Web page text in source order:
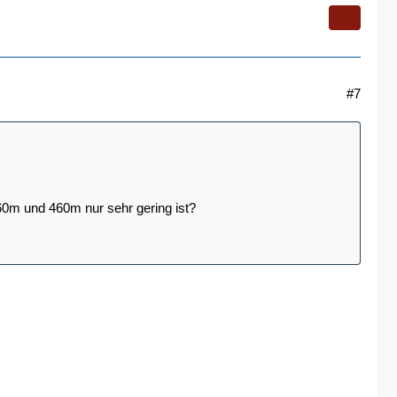
#7
und 460m nur sehr gering ist?